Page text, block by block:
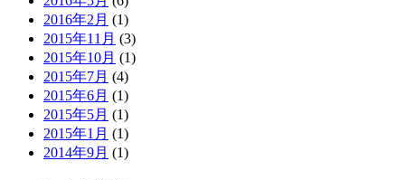
2016年2月 (1)
2015年11月 (3)
2015年10月 (1)
2015年7月 (4)
2015年6月 (1)
2015年5月 (1)
2015年1月 (1)
2014年9月 (1)